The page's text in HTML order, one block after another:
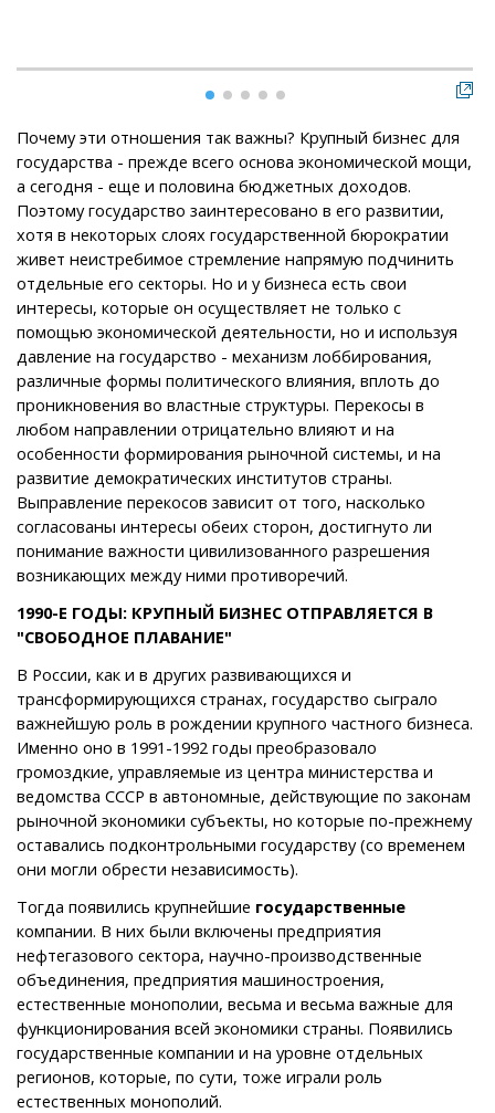
Почему эти отношения так важны? Крупный бизнес для
государства - прежде всего основа экономической мощи,
а сегодня - еще и половина бюджетных доходов.
Поэтому государство заинтересовано в его развитии,
хотя в некоторых слоях государственной бюрократии
живет неистребимое стремление напрямую подчинить
отдельные его секторы. Но и у бизнеса есть свои
интересы, которые он осуществляет не только с
помощью экономической деятельности, но и используя
давление на государство - механизм лоббирования,
различные формы политического влияния, вплоть до
проникновения во властные структуры. Перекосы в
любом направлении отрицательно влияют и на
особенности формирования рыночной системы, и на
развитие демократических институтов страны.
Выправление перекосов зависит от того, насколько
согласованы интересы обеих сторон, достигнуто ли
понимание важности цивилизованного разрешения
возникающих между ними противоречий.
1990-Е ГОДЫ: КРУПНЫЙ БИЗНЕС ОТПРАВЛЯЕТСЯ В
"СВОБОДНОЕ ПЛАВАНИЕ"
В России, как и в других развивающихся и
трансформирующихся странах, государство сыграло
важнейшую роль в рождении крупного частного бизнеса.
Именно оно в 1991-1992 годы преобразовало
громоздкие, управляемые из центра министерства и
ведомства СССР в автономные, действующие по законам
рыночной экономики субъекты, но которые по-прежнему
оставались подконтрольными государству (со временем
они могли обрести независимость).
Тогда появились крупнейшие государственные
компании. В них были включены предприятия
нефтегазового сектора, научно-производственные
объединения, предприятия машиностроения,
естественные монополии, весьма и весьма важные для
функционирования всей экономики страны. Появились
государственные компании и на уровне отдельных
регионов, которые, по сути, тоже играли роль
естественных монополий.